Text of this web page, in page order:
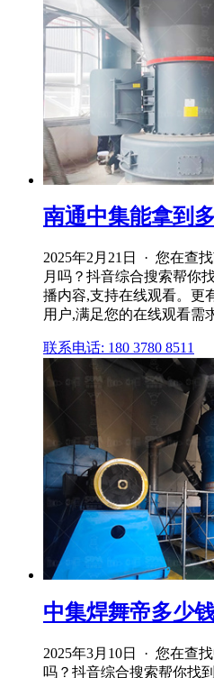
南通中集能拿到
2025年2月21日 · 您在查
月吗？抖音综合搜索帮你
播内容,支持在线观看。更
用户,满足您的在线观看需
联系电话: 180 3780 8511
中集焊舞帝多少
2025年3月10日 · 您在查
吗？抖音综合搜索帮你找